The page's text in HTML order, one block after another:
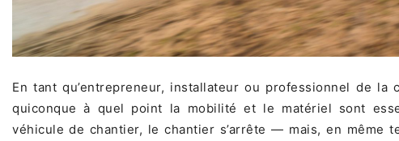
​En tant qu’entrepreneur, installateur ou professionnel de la
quiconque à quel point la mobilité et le matériel sont
véhicule de chantier, le chantier s’arrête — mais, en même